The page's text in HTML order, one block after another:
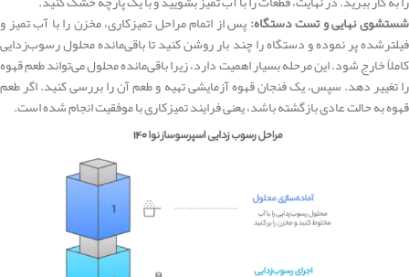
شستشوی نهایی و تست دستگاه:پس از اتمام مراحل تمیزکاری، مخزن را با آب تمیز و
فیلترشده پر نموده و دستگاه را چند بار روشن کنید تا باقی‌مانده محلول رسوب‌زدایی
کاملاً خارج شود. این مرحله بسیار اهمیت دارد، زیرا باقی‌مانده محلول می‌تواند طعم قهوه
را تغییر دهد. سپس، یک فنجان قهوه آزمایشی تهیه و طعم آن را بررسی کنید. اگر طعم
قهوه به حالت عادی بازگشته باشد، یعنی فرایند تمیزکاری با موفقیت انجام شده است.